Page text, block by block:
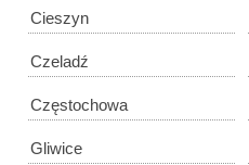
Cieszyn
Czeladź
Częstochowa
Gliwice